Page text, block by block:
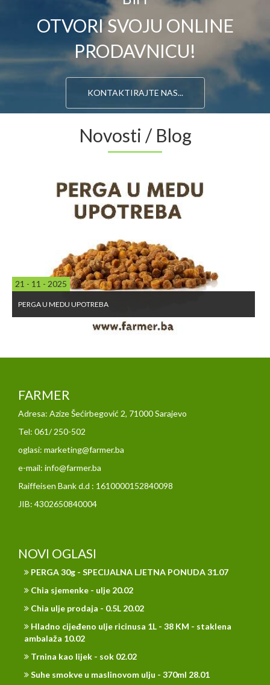
OTVORI SVOJU ONLINE
PRODAVNICU!
KONTAKTIRAJTE NAS...
Novosti / Blog
21 - 11 - 2025
PERGA U MEDU UPOTREBA
FARMER
Adresa: Azize Šećirbegović 2, 71000 Sarajevo
Tel: 061/ 250-502
oglasi: marketing@farmer.ba
e-mail: info@farmer.ba
Raiffeisen Bank d.d : 1610000152840098
JIB: 4302650840004
NOVI OGLASI
PERGA 30g - SPECIJALNA LJETNA PONUDA 31.07
Chia sjemenke - ulje 20.02
Chia ulje prodaja - 0.5L 20.02
Hladno cijeđeno ulje ricinusa 1L - 38 KM - staklena
ambalaža 10.02
Trnina kao lijek - sok 02.02
Suhe smokve u maslinovom ulju - 370ml 28.01